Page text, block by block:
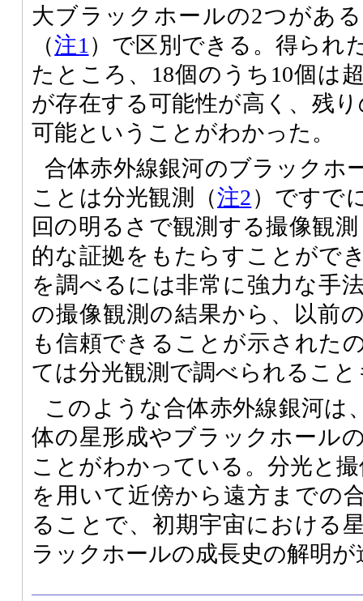
大ブラックホールの2つがあ
（注1 ）で区別できる。得られ
たところ、18個のうち10個は
が存在する可能性が高く、残
可能ということがわかった。
合体赤外線銀河のブラックホ
ことは分光観測（注2）ですで
回の明るさで観測する撮像観測
的な証拠をもたらすことがで
を調べるには非常に強力な手
の撮像観測の結果から、以前
も信頼できることが示された
ては分光観測で調べられるこ
このような合体赤外線銀河は
体の星形成やブラックホール
ことがわかっている。分光と
を用いて近傍から遠方までの
ることで、初期宇宙における
ラックホールの成長史の解明